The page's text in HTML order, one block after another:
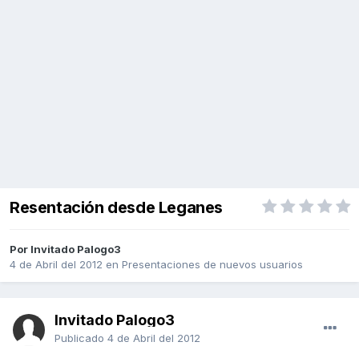
Resentación desde Leganes
Por Invitado Palogo3
4 de Abril del 2012 en Presentaciones de nuevos usuarios
Invitado Palogo3
Publicado 4 de Abril del 2012